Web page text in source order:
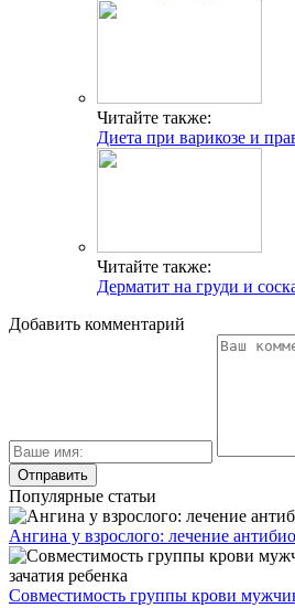
Читайте также:
Диета при варикозе и
Читайте также:
Дерматит на груди и
Добавить комментарий
Популярные статьи
Ангина у взрослого: лечение
Совместимость группы крови